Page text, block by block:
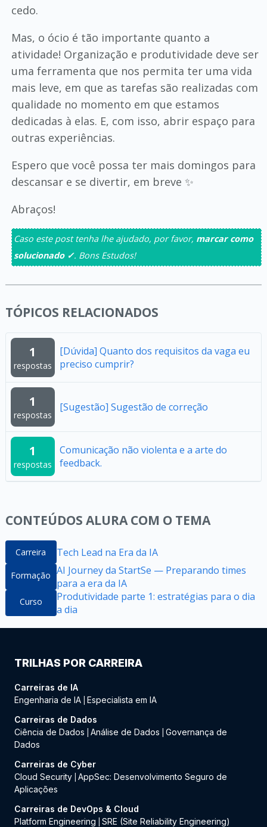
cedo.
Mas, o ócio é tão importante quanto a
atividade! Organização e produtividade deve ser
uma ferramenta que nos permita ter uma vida
mais leve, em que as tarefas são realizadas com
qualidade no momento em que estamos
dedicadas à elas. E, com isso, abrir espaço para
outras experiências.
Espero que você possa ter mais domingos para
descansar e se divertir, em breve ✨
Abraços!
Caso este post tenha lhe ajudado, por favor, marcar como
solucionado ✓. Bons Estudos!
TÓPICOS RELACIONADOS
1
respostas
[Dúvida] Quanto dos requisitos da vaga eu
preciso cumprir?
1
respostas
[Sugestão] Sugestão de correção
1
respostas
Comunicação não violenta e a arte do
feedback.
CONTEÚDOS ALURA COM O TEMA
Carreira Tech Lead na Era da IA
Formação AI Journey da StartSe — Preparando times
para a era da IA
Curso
Produtividade parte 1: estratégias para o dia
a dia
TRILHAS POR CARREIRA
Carreiras de IA
Engenharia de IA Especialista em IA
Carreiras de Dados
Ciência de Dados
Análise de Dados
Governança de
Dados
Carreiras de Cyber
Cloud Security AppSec: Desenvolvimento Seguro de
Aplicações
Carreiras de DevOps & Cloud
Platform Engineering
SRE (Site Reliability Engineering)